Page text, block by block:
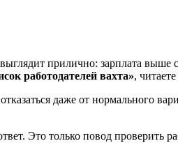
прилично: зарплата
работодателей вахта»,
даже от нормального
Это только повод проверить